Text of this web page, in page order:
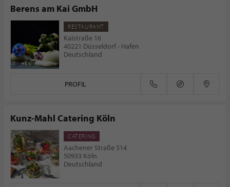
Berens am Kai GmbH
RESTAURANT
Kaistraße 16
40221 Düsseldorf - Hafen
Deutschland
PROFIL
Kunz-Mahl Catering Köln
CATERING
Aachener Straße 514
50933 Köln
Deutschland